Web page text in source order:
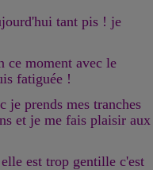
tant pis ! je
ce moment avec le
fatiguée !
je prends mes tranches
et je me fais plaisir aux
est trop gentille c'est